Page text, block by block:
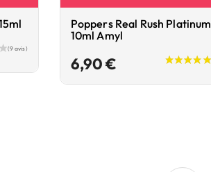
Poppers Real Rush Platinum
10ml Amyl
6,90 €